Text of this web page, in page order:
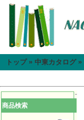
トップ» 中東カタログ»
商品検索